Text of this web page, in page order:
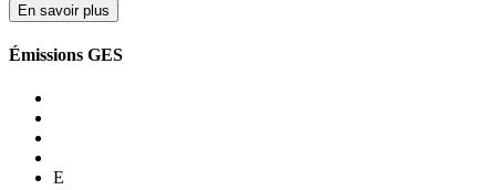
En savoir plus
Émissions GES
E